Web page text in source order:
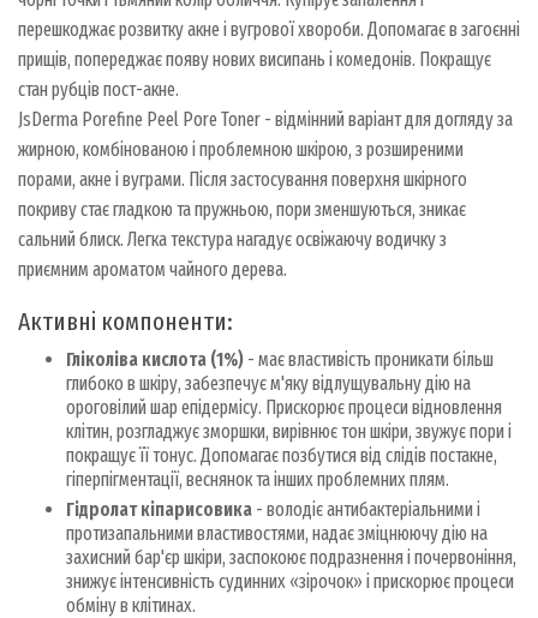
перешкоджає розвитку акне і вугрової хвороби. Допомагає в загоєнні
прищів, попереджає появу нових висипань і комедонів. Покращує
стан рубців пост-акне.
JsDerma Porefine Peel Pore Toner - відмінний варіант для догляду за
жирною, комбінованою і проблемною шкірою, з розширеними
порами, акне і вуграми. Після застосування поверхня шкірного
покриву стає гладкою та пружньою, пори зменшуються, зникає
сальний блиск. Легка текстура нагадує освіжаючу водичку з
приємним ароматом чайного дерева.
Активні компоненти:
Гліколіва кислота (1%) - має властивість проникати більш
глибоко в шкіру, забезпечує м'яку відлущувальну дію на
ороговілий шар епідермісу. Прискорює процеси відновлення
клітин, розгладжує зморшки, вирівнює тон шкіри, звужує пори і
покращує її тонус. Допомагає позбутися від слідів постакне,
гіперпігментації, веснянок та інших проблемних плям.
Гідролат кіпарисовика - володіє антибактеріальними і
протизапальними властивостями, надає зміцнюючу дію на
захисний бар'єр шкіри, заспокоює подразнення і почервоніння,
знижує інтенсивність судинних «зірочок» і прискорює процеси
обміну в клітинах.